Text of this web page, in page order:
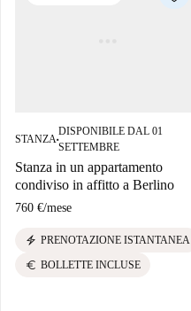
STANZA■
DISPONIBILE DAL 01
SETTEMBRE
Stanza in un appartamento
condiviso in affitto a Berlino
760 €/mese
electric_bolt PRENOTAZIONE ISTANTANEA
euro BOLLETTE INCLUSE